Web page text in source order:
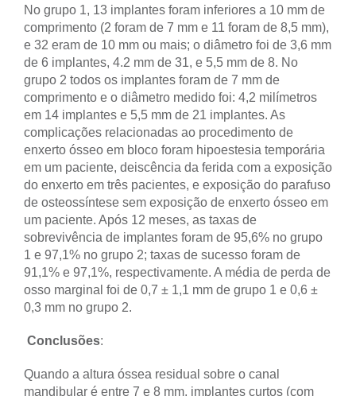
No grupo 1, 13 implantes foram inferiores a 10 mm de
comprimento (2 foram de 7 mm e 11 foram de 8,5 mm),
e 32 eram de 10 mm ou mais; o diâmetro foi de 3,6 mm
de 6 implantes, 4.2 mm de 31, e 5,5 mm de 8. No
grupo 2 todos os implantes foram de 7 mm de
comprimento e o diâmetro medido foi: 4,2 milímetros
em 14 implantes e 5,5 mm de 21 implantes. As
complicações relacionadas ao procedimento de
enxerto ósseo em bloco foram hipoestesia temporária
em um paciente, deiscência da ferida com a exposição
do enxerto em três pacientes, e exposição do parafuso
de osteossíntese sem exposição de enxerto ósseo em
um paciente. Após 12 meses, as taxas de
sobrevivência de implantes foram de 95,6% no grupo
1 e 97,1% no grupo 2; taxas de sucesso foram de
91,1% e 97,1%, respectivamente. A média de perda de
osso marginal foi de 0,7 ± 1,1 mm de grupo 1 e 0,6 ±
0,3 mm no grupo 2.
Conclusões:
Quando a altura óssea residual sobre o canal
mandibular é entre 7 e 8 mm, implantes curtos (com